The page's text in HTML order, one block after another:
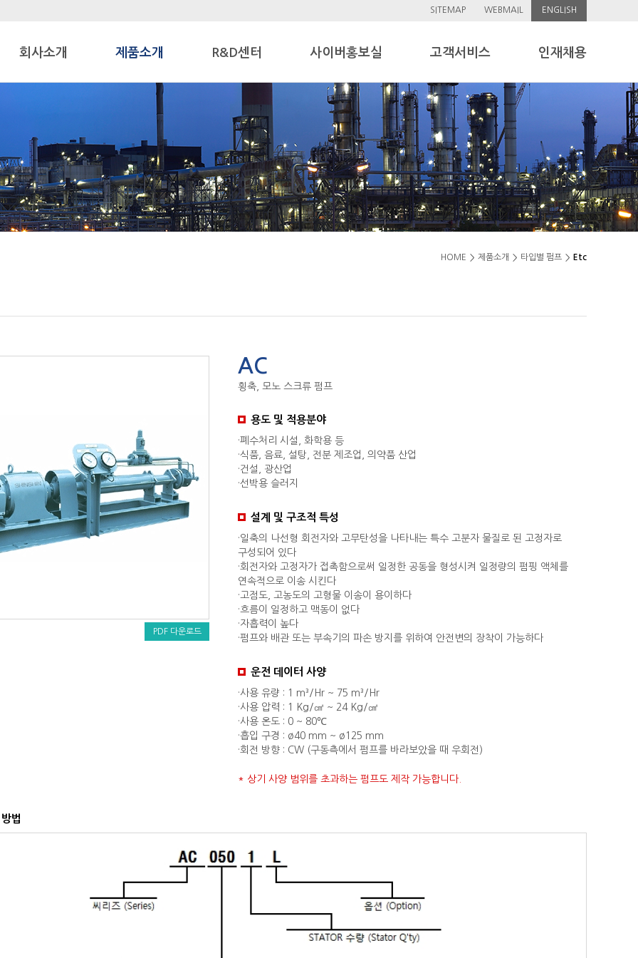
SITEMAP WEBMAIL ENGLISH
회사소개 제품소개 R&D센터 사이버홍보실 고객서비스 인재채용
HOME 제품소개 타입별 펌프 Etc
PDF 다운로드
AC
횡축, 모노 스크류 펌프
용도 및 적용분야
·폐수처리 시설, 화학용 등
·식품, 음료, 설탕, 전분 제조업, 의약품 산업
·건설, 광산업
·선박용 슬러지
설계 및 구조적 특성
·일축의 나선형 회전자와 고무탄성을 나타내는 특수 고분자 물질로 된 고정자로
구성되어 있다
·회전자와 고정자가 접촉함으로써 일정한 공동을 형성시켜 일정량의 펌핑 액체를
연속적으로 이송 시킨다
·고점도, 고농도의 고형물 이송이 용이하다
·흐름이 일정하고 맥동이 없다
·자흡력이 높다
·펌프와 배관 또는 부속기의 파손 방지를 위하여 안전변의 장착이 가능하다
운전 데이터 사양
·사용 유량 : 1 m³/Hr ~ 75 m³/Hr
·사용 압력 : 1 Kg/㎠ ~ 24 Kg/㎠
·사용 온도 : 0 ~ 80℃
·흡입 구경 : ø40 mm ~ ø125 mm
·회전 방향 : CW (구동측에서 펌프를 바라보았을 때 우회전)
* 상기 사양 범위를 초과하는 펌프도 제작 가능합니다.
법